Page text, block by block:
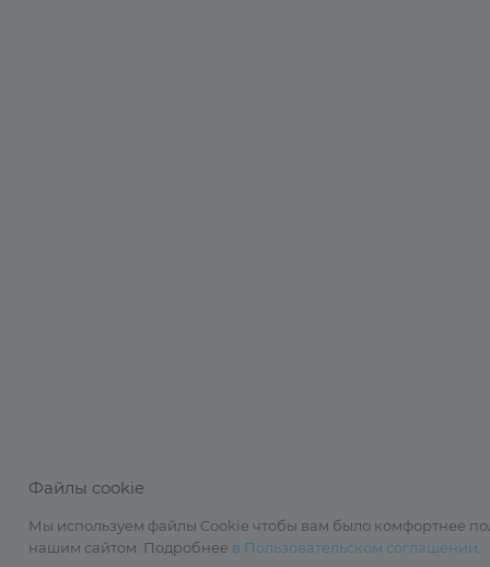
Файлы cookie
Мы используем файлы Cookie чтобы вам было комфортнее
нашим сайтом. Подробнее в Пользовательском соглашении